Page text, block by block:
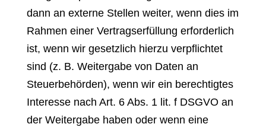
dann an externe Stellen weiter, wenn dies im
Rahmen einer Vertragserfüllung erforderlich
ist, wenn wir gesetzlich hierzu verpflichtet
sind (z. B. Weitergabe von Daten an
Steuerbehörden), wenn wir ein berechtigtes
Interesse nach Art. 6 Abs. 1 lit. f DSGVO an
der Weitergabe haben oder wenn eine